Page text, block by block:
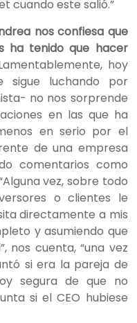
cuando este salió.”
nos confiesa que
ha tenido que hacer
hoy
luchando por
no nos sorprende
en las que ha
en serio por el
de una empresa
comentarios como
“Alguna vez, sobre todo
o clientes le
directamente a mis
y asumiendo que
nos cuenta, “una vez
si era la pareja de
segura de que no
si el CEO hubiese